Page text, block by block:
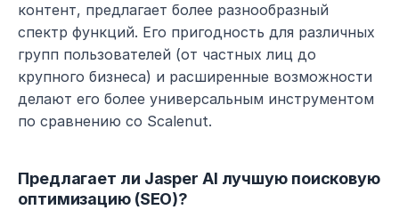
контент, предлагает более разнообразный
спектр функций. Его пригодность для различных
групп пользователей (от частных лиц до
крупного бизнеса) и расширенные возможности
делают его более универсальным инструментом
по сравнению со Scalenut.
Предлагает ли Jasper AI лучшую поисковую
оптимизацию (SEO)?